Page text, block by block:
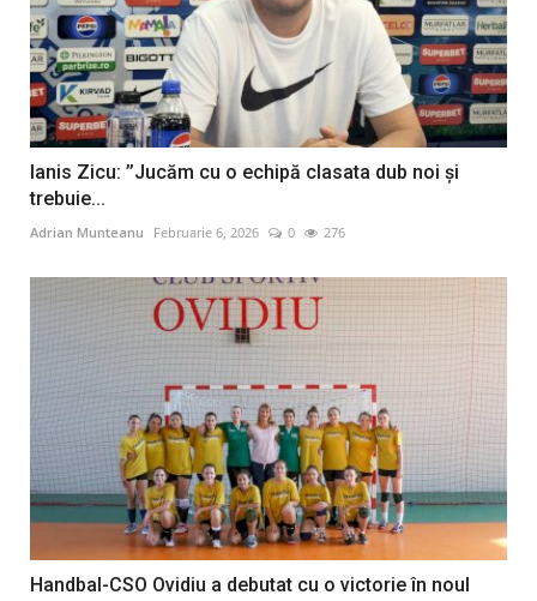
Ianis Zicu: ’’Jucăm cu o echipă clasata dub noi şi
trebuie...
Adrian Munteanu Februarie 6, 2026 0 276
Handbal-CSO Ovidiu a debutat cu o victorie în noul